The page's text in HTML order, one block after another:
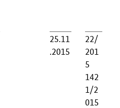
25.11
.2015
22/
201
5
142
1/2
015